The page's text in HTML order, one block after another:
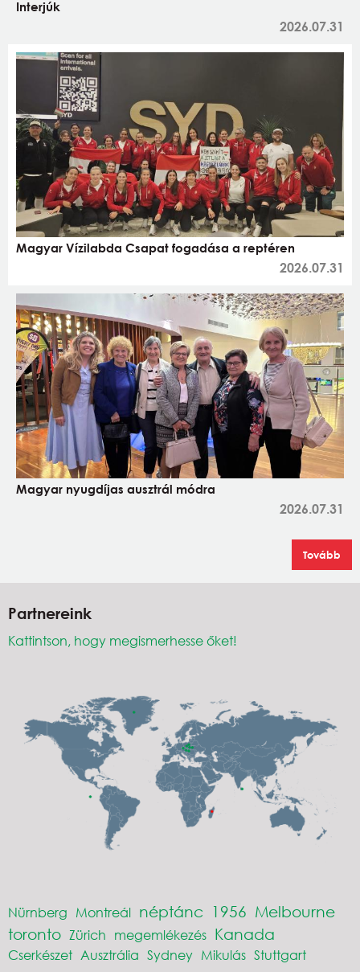
Interjúk
2026.07.31
Magyar Vízilabda Csapat fogadása a reptéren
2026.07.31
Magyar nyugdíjas ausztrál módra
2026.07.31
Tovább
Partnereink
Kattintson, hogy megismerhesse őket!
Nürnberg Montreál néptánc 1956 Melbourne
toronto Zürich megemlékezés Kanada
Cserkészet Ausztrália Sydney Mikulás Stuttgart